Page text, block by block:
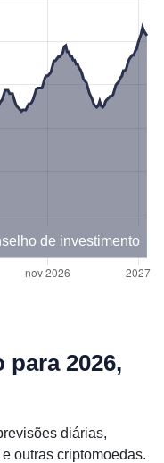
de investimento
para 2026,
diárias,
outras criptomoedas.